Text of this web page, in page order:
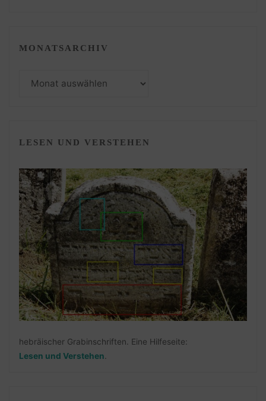
MONATSARCHIV
LESEN UND VERSTEHEN
hebräischer Grabinschriften. Eine Hilfeseite:
Lesen und Verstehen